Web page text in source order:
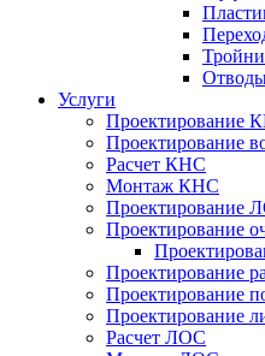
Услуги
Проектирование
Проектирование
Расчет КНС
Монтаж КНС
Проектирование
Проектирование
Проектирование
Проектирование
Проектирование
Расчет ЛОС